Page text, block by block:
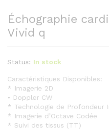
Échographie
Vivid q
Status: In stock
Caractéristiques Disponibles:
* Imagerie 2D
• Doppler CW
* Technologie de Profondeur
* Imagerie d’Octave Codée
* Suivi des tissus (TT)